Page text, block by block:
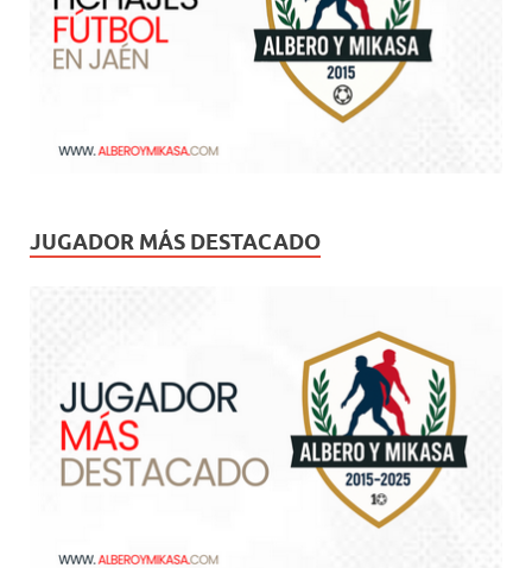
JUGADOR MÁS DESTACADO